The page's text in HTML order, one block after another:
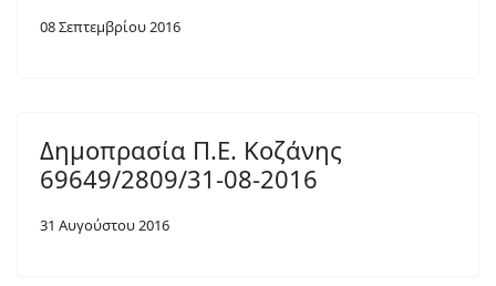
08 Σεπτεμβρίου 2016
Δημοπρασία Π.Ε. Κοζάνης
69649/2809/31-08-2016
31 Αυγούστου 2016